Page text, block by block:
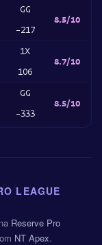
GG
-217
8.5/10
1X
106
8.7/10
GG
-333
8.5/10
LEAGUE
Reserve Pro
NT Apex.